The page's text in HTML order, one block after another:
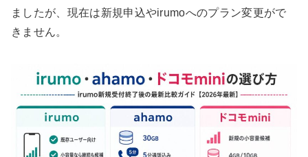
ましたが、現在は新規申込やirumoへのプラン変更がで
きません。